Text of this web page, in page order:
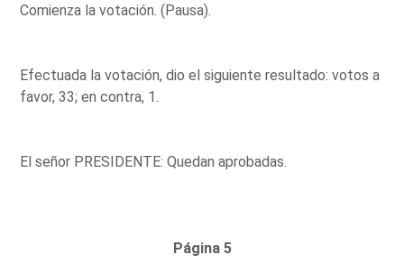
Comienza la votación. (Pausa).
Efectuada la votación, dio el siguiente resultado: votos a
favor, 33; en contra, 1.
El señor PRESIDENTE: Quedan aprobadas.
Página 5